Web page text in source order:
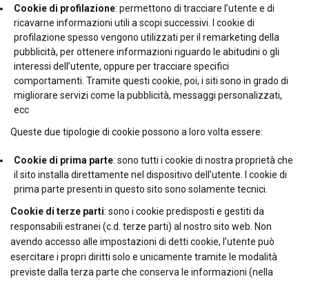
Cookie di profilazione: permettono di tracciare l’utente e di
ricavarne informazioni utili a scopi successivi. I cookie di
profilazione spesso vengono utilizzati per il remarketing della
pubblicità, per ottenere informazioni riguardo le abitudini o gli
interessi dell’utente, oppure per tracciare specifici
comportamenti. Tramite questi cookie, poi, i siti sono in grado di
migliorare servizi come la pubblicità, messaggi personalizzati,
ecc
Queste due tipologie di cookie possono a loro volta essere:
Cookie di prima parte: sono tutti i cookie di nostra proprietà che
il sito installa direttamente nel dispositivo dell’utente. I cookie di
prima parte presenti in questo sito sono solamente tecnici.
Cookie di terze parti: sono i cookie predisposti e gestiti da
responsabili estranei (c.d. terze parti) al nostro sito web. Non
avendo accesso alle impostazioni di detti cookie, l’utente può
esercitare i propri diritti solo e unicamente tramite le modalità
previste dalla terza parte che conserva le informazioni (nella